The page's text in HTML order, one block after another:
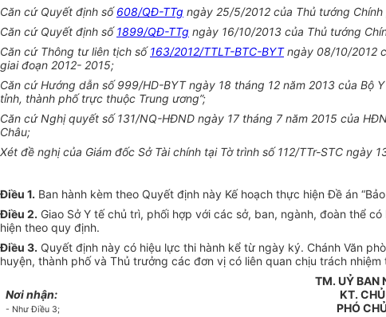
Căn cứ Quyết định số608/QĐ-TTg ngày 25/5/2012 của Thủ tướng
Căn cứ Quyết định số1899/QĐ-TTg ngày 16/10/2013 của Thủ tướng
Căn cứ Thông tư liên tịch số163/2012/TTLT-BTC-BYTngày 08/10/2012
giai đoạn 2012- 2015;
Căn cứ Hướng dẫn số 999/HD-BYT ngày 18 tháng 12 năm 2013 của Bộ
tỉnh, thành phố trực thuộc Trung ương”;
Căn cứ Nghị quyết số 131/NQ-HĐND ngày 17 tháng 7 năm 2015 của
Châu;
Xét đề nghị của Giám đốc Sở Tài chính tại Tờ trình số 112/TTr-STC ngày
Điều 1. Ban hành kèm theo Quyết định này Kế hoạch thực hiện Đề án
Điều 2. Giao Sở Y tế chủ trì, phối hợp với các sở, ban, ngành, đoàn thể
hiện theo quy định.
Điều 3. Quyết định này có hiệu lực thi hành kể từ ngày ký. Chánh Văn
huyện, thành phố và Thủ trưởng các đơn vị có liên quan chịu trách nhiệm
Nơi nhận:
- Như Điều 3;
TM. UỶ BAN
KT.
PHÓ